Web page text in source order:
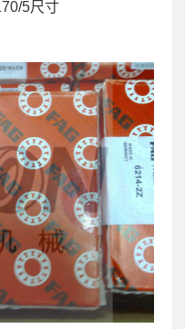
5尺寸